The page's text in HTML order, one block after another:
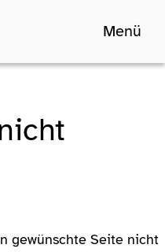
Menü
gewünschte Seite nicht